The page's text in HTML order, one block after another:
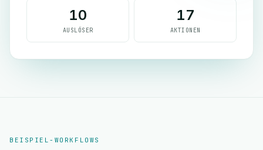
10
AUSLÖSER
17
AKTIONEN
BEISPIEL-WORKFLOWS